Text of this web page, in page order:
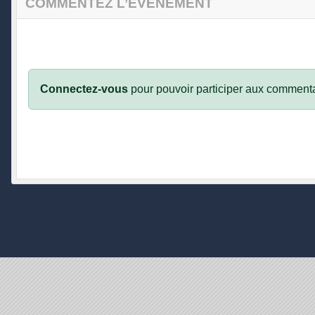
COMMENTEZ L’ÉVÈNEMENT
Connectez-vous pour pouvoir participer aux